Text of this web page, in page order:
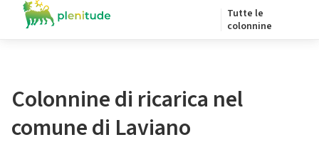
Tutte le
colonnine
Colonnine di ricarica nel
comune di Laviano